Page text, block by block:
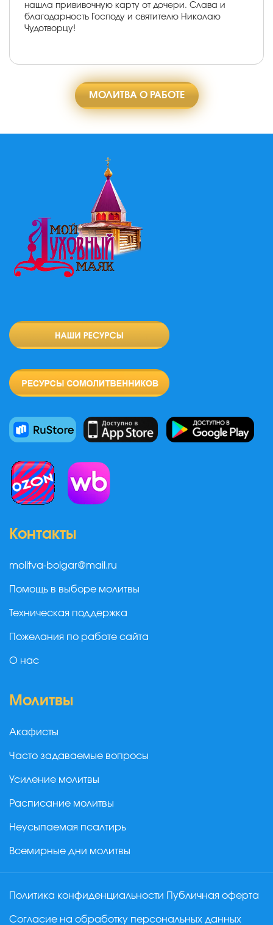
нашла прививочную карту от дочери. Слава и
благодарность Господу и святителю Николаю
Чудотворцу!
МОЛИТВА О РАБОТЕ
Контакты
molitva-bolgar@mail.ru
Помощь в выборе молитвы
Техническая поддержка
Пожелания по работе сайта
О нас
Молитвы
Акафисты
Часто задаваемые вопросы
Усиление молитвы
Расписание молитвы
Неусыпаемая псалтирь
Всемирные дни молитвы
Политика конфиденциальности Публичная оферта
Согласие на обработку персональных данных